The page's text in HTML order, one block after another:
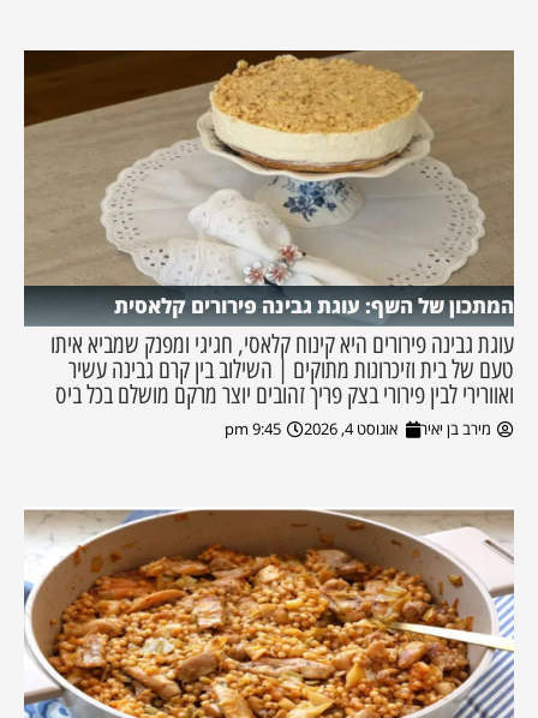
המתכון של השף: עוגת גבינה פירורים קלאסית
עוגת גבינה פירורים היא קינוח קלאסי, חגיגי ומפנק שמביא איתו
טעם של בית וזיכרונות מתוקים | השילוב בין קרם גבינה עשיר
ואוורירי לבין פירורי בצק פריך זהובים יוצר מרקם מושלם בכל ביס
מירב בן יאיר אוגוסט 4, 2026 9:45 pm